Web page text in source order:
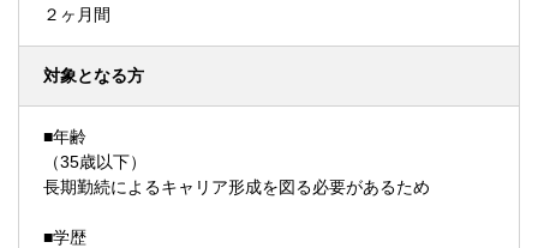
２ヶ月間
対象となる方
■年齢
（35歳以下）
長期勤続によるキャリア形成を図る必要があるため
■学歴